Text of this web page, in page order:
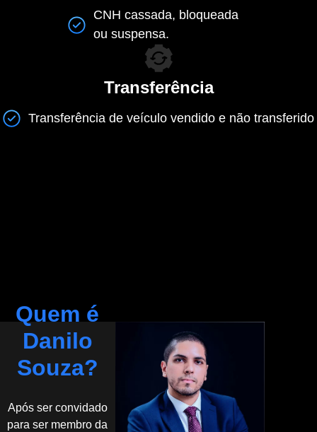
CNH cassada, bloqueada
ou suspensa.
Transferência
Transferência de veículo vendido e não transferido
Quem é
Danilo
Souza?
Após ser convidado
para ser membro da